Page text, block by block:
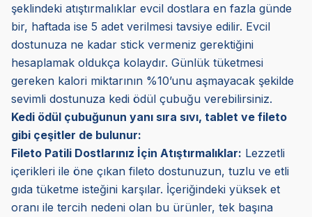
şeklindeki atıştırmalıklar evcil dostlara en fazla günde
bir, haftada ise 5 adet verilmesi tavsiye edilir. Evcil
dostunuza ne kadar stick vermeniz gerektiğini
hesaplamak oldukça kolaydır. Günlük tüketmesi
gereken kalori miktarının %10’unu aşmayacak şekilde
sevimli dostunuza kedi ödül çubuğu verebilirsiniz.
Kedi ödül çubuğunun yanı sıra sıvı, tablet ve fileto
gibi çeşitler de bulunur:
Fileto Patili Dostlarınız İçin Atıştırmalıklar: Lezzetli
içerikleri ile öne çıkan fileto dostunuzun, tuzlu ve etli
gıda tüketme isteğini karşılar. İçeriğindeki yüksek et
oranı ile tercih nedeni olan bu ürünler, tek başına